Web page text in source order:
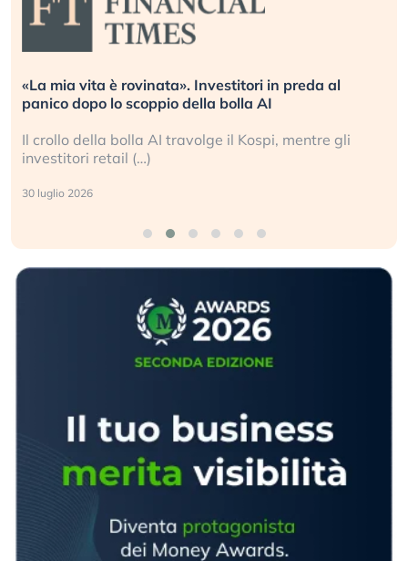
«La mia vita è rovinata». Investitori in preda al
panico dopo lo scoppio della bolla AI
Il crollo della bolla AI travolge il Kospi, mentre gli
investitori retail (…)
30 luglio 2026